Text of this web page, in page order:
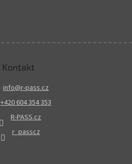
Kontakt
info@r-pass.cz
+420 604 354 353
R-PASS.cz
r_passcz